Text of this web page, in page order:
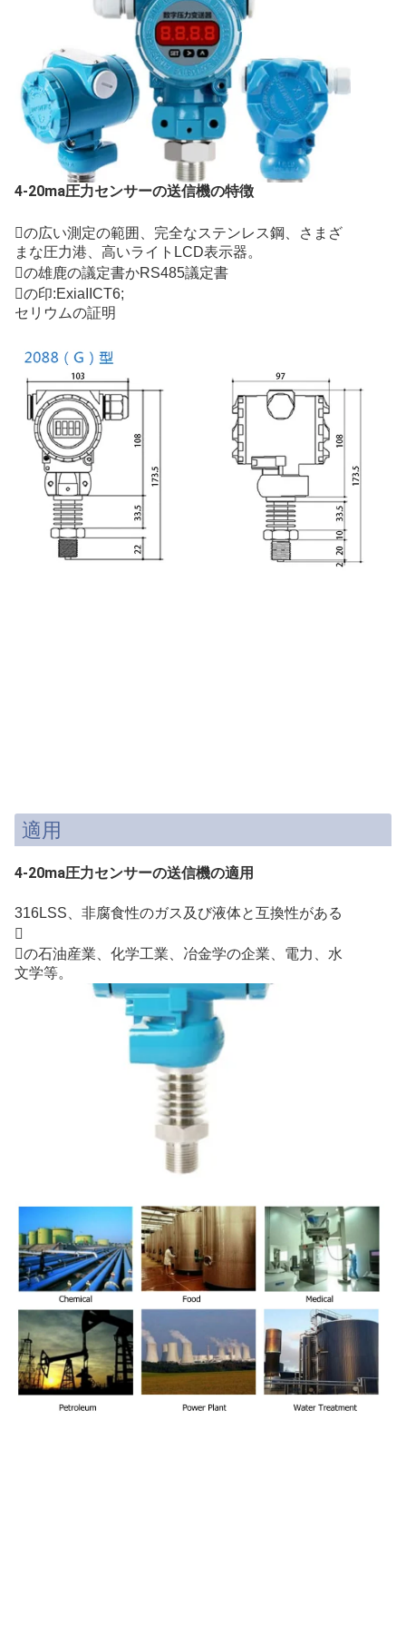
4-20ma圧力センサーの送信機の特徴
の広い測定の範囲、完全なステンレス鋼、さまざ
まな圧力港、高いライトLCD表示器。
の雄鹿の議定書かRS485議定書
の印:ExiaIICT6;
セリウムの証明
適用
4-20ma圧力センサーの送信機の適用
316LSS、非腐食性のガス及び液体と互換性がある

の石油産業、化学工業、冶金学の企業、電力、水
文学等。